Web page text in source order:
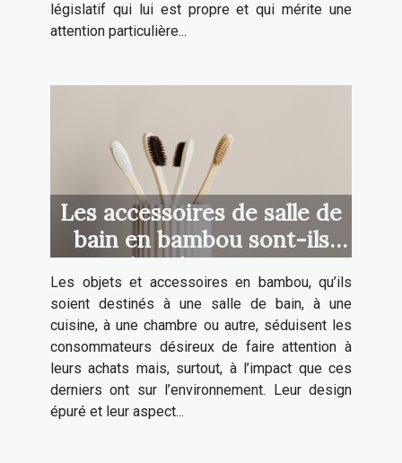
législatif qui lui est propre et qui mérite une
attention particulière...
Les accessoires de salle de
bain en bambou sont-ils
plus résistants ?
Les objets et accessoires en bambou, qu’ils
soient destinés à une salle de bain, à une
cuisine, à une chambre ou autre, séduisent les
consommateurs désireux de faire attention à
leurs achats mais, surtout, à l’impact que ces
derniers ont sur l’environnement. Leur design
épuré et leur aspect...